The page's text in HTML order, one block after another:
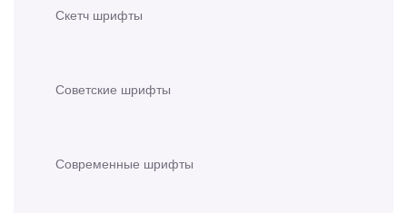
Скетч шрифты
Советские шрифты
Современные шрифты